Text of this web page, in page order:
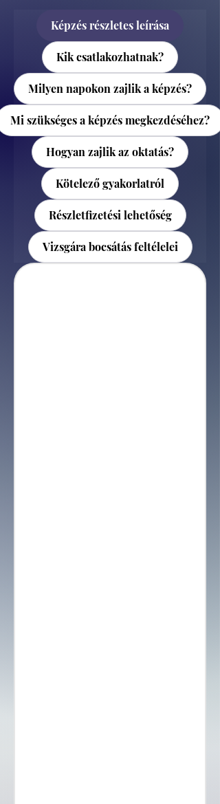
Képzés részletes leírása
Kik csatlakozhatnak?
Milyen napokon zajlik a képzés?
Mi szükséges a képzés megkezdéséhez?
Hogyan zajlik az oktatás?
Kötelező gyakorlatról
Részletfizetési lehetőség
Vizsgára bocsátás feltélelei